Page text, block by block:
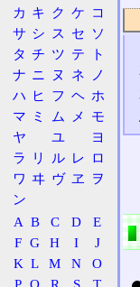
カ キ ク ケ コ
サ シ ス セ ソ
タ チ ツ テ
ト
ナ ニ ヌ ネ
ノ
ハ ヒ フ ヘ ホ
マ ミ ム メ
モ
ヤ
ユ
ヨ
ラ
リ ル レ ロ
ワ ヰ ヴ ヱ
ヲ
ン
A B C D
E
F G H I
J
K L M N
O
P Q R S
T